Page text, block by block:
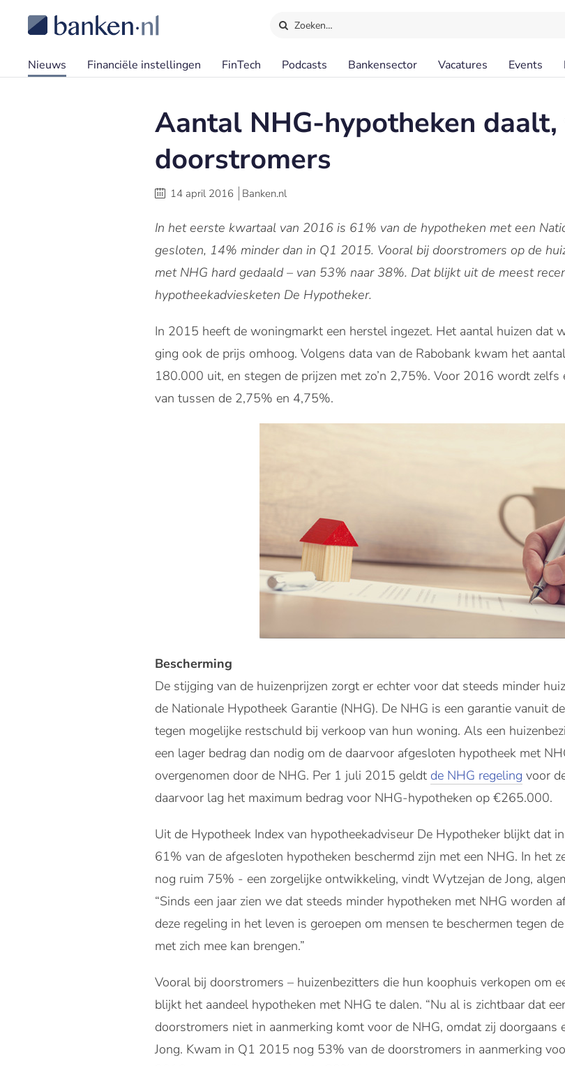
Zoeken…
Nieuws Financiële instellingen FinTech Podcasts Bankensector Vacatures Events
Aantal NHG-hypotheken
doorstromers
14 april 2016 Banken.nl
In het eerste kwartaal van 2016 is 61% van de hypotheken met een
gesloten, 14% minder dan in Q1 2015. Vooral bij doorstromers op de
met NHG hard gedaald – van 53% naar 38%. Dat blijkt uit de meest
hypotheekadviesketen De Hypotheker.
In 2015 heeft de woningmarkt een herstel ingezet. Het aantal huizen dat
ging ook de prijs omhoog. Volgens data van de Rabobank kwam het
180.000 uit, en stegen de prijzen met zo’n 2,75%. Voor 2016 wordt zelfs
van tussen de 2,75% en 4,75%.
Bescherming
De stijging van de huizenprijzen zorgt er echter voor dat steeds minder
de Nationale Hypotheek Garantie (NHG). De NHG is een garantie vanuit
tegen mogelijke restschuld bij verkoop van hun woning. Als een
een lager bedrag dan nodig om de daarvoor afgesloten hypotheek met
overgenomen door de NHG. Per 1 juli 2015 geldt de NHG regeling voor
daarvoor lag het maximum bedrag voor NHG-hypotheken op €265.000.
Uit de Hypotheek Index van hypotheekadviseur De Hypotheker blijkt dat
61% van de afgesloten hypotheken beschermd zijn met een NHG. In het
nog ruim 75% - een zorgelijke ontwikkeling, vindt Wytzejan de Jong,
“Sinds een jaar zien we dat steeds minder hypotheken met NHG worden
deze regeling in het leven is geroepen om mensen te beschermen tegen
met zich mee kan brengen.”
Vooral bij doorstromers – huizenbezitters die hun koophuis verkopen om
blijkt het aandeel hypotheken met NHG te dalen. “Nu al is zichtbaar dat
doorstromers niet in aanmerking komt voor de NHG, omdat zij doorgaans
Jong. Kwam in Q1 2015 nog 53% van de doorstromers in aanmerking